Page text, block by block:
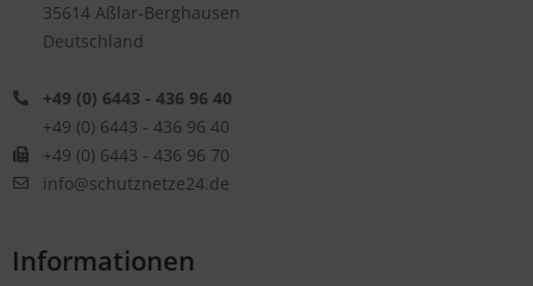
35614 Aßlar-Berghausen
Deutschland
+49 (0) 6443 - 436 96 40
+49 (0) 6443 - 436 96 40
+49 (0) 6443 - 436 96 70
info@schutznetze24.de
Informationen